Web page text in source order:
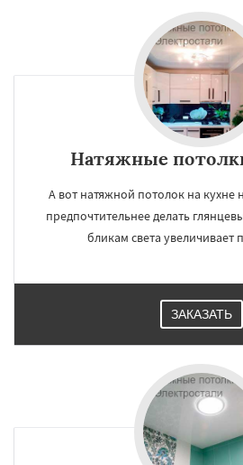
Натяжные
А вот натяжной потолок на кухне
предпочтительнее делать
бликам света увеличивает
ЗАКАЗАТЬ